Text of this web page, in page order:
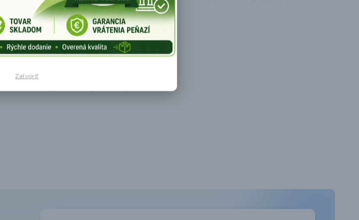
kôry - celulitídy
pokožku, regeneruje a vyhladí pokožku,
uvoľnenejšia, lepšie dýcha, krvný obeh sa
Zatvoriť